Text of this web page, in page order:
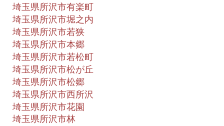
埼玉県所沢市有楽町
埼玉県所沢市堀之内
埼玉県所沢市若狭
埼玉県所沢市本郷
埼玉県所沢市若松町
埼玉県所沢市松が丘
埼玉県所沢市松郷
埼玉県所沢市西所沢
埼玉県所沢市花園
埼玉県所沢市林